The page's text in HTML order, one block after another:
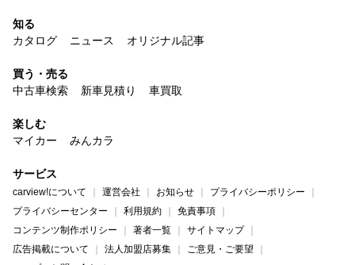
知る
カタログ
ニュース オリジナル記事
買う・売る
中古車検索
新車見積り 車買取
楽しむ
マイカー
みんカラ
サービス
carview!について 運営会社 お知らせ
プライバシーポリシー
プライバシーセンター
利用規約
免責事項
コンテンツ制作ポリシー
著者一覧
サイトマップ
広告掲載について
法人加盟店募集
ご意見・ご要望